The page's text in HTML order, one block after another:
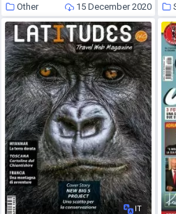
Other 15 December 2020
IT